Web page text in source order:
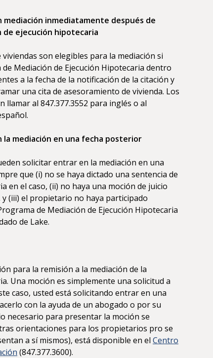
mediación inmediatamente después de
de ejecución hipotecaria
son elegibles para la mediación si
Mediación de Ejecución Hipotecaria dentro
a la fecha de la notificación de la citación y
una cita de asesoramiento de vivienda. Los
llamar al 847.377.3552 para inglés o al
la mediación en una fecha posterior
solicitar entrar en la mediación en una
que (i) no se haya dictado una sentencia de
en el caso, (ii) no haya una moción de juicio
(iii) el propietario no haya participado
de Mediación de Ejecución Hipotecaria
de Lake.
para la remisión a la mediación de la
Una moción es simplemente una solicitud a
caso, usted está solicitando entrar en una
con la ayuda de un abogado o por su
necesario para presentar la moción se
orientaciones para los propietarios pro se
a sí mismos), está disponible en el Centro
(847.377.3600).